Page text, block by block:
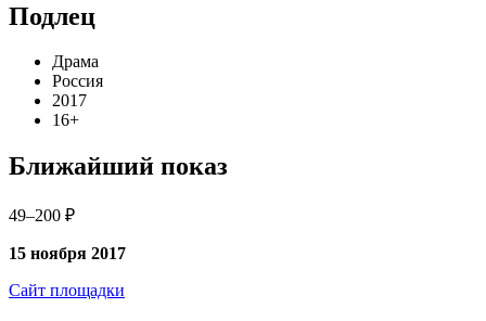
Подлец
Драма
Россия
2017
16+
Ближайший показ
49–200 ₽
15 ноября 2017
Сайт площадки